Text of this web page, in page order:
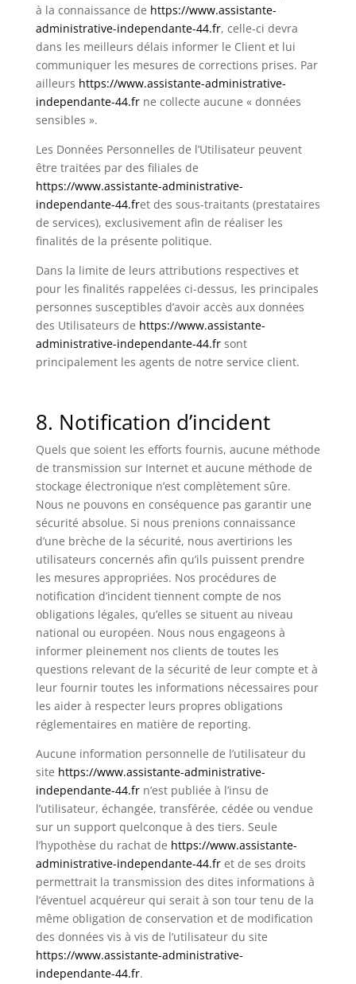
à la connaissance de https://www.assistante-
administrative-independante-44.fr, celle-ci devra
dans les meilleurs délais informer le Client et lui
communiquer les mesures de corrections prises. Par
ailleurs https://www.assistante-administrative-
independante-44.frne collecte aucune « données
sensibles ».
Les Données Personnelles de l’Utilisateur peuvent
être traitées par des filiales de
https://www.assistante-administrative-
independante-44.fret des sous-traitants (prestataires
de services), exclusivement afin de réaliser les
finalités de la présente politique.
Dans la limite de leurs attributions respectives et
pour les finalités rappelées ci-dessus, les principales
personnes susceptibles d’avoir accès aux données
des Utilisateurs de https://www.assistante-
administrative-independante-44.frsont
principalement les agents de notre service client.
8. Notification d’incident
Quels que soient les efforts fournis, aucune méthode
de transmission sur Internet et aucune méthode de
stockage électronique n’est complètement sûre.
Nous ne pouvons en conséquence pas garantir une
sécurité absolue. Si nous prenions connaissance
d’une brèche de la sécurité, nous avertirions les
utilisateurs concernés afin qu’ils puissent prendre
les mesures appropriées. Nos procédures de
notification d’incident tiennent compte de nos
obligations légales, qu’elles se situent au niveau
national ou européen. Nous nous engageons à
informer pleinement nos clients de toutes les
questions relevant de la sécurité de leur compte et à
leur fournir toutes les informations nécessaires pour
les aider à respecter leurs propres obligations
réglementaires en matière de reporting.
Aucune information personnelle de l’utilisateur du
site https://www.assistante-administrative-
independante-44.frn’est publiée à l’insu de
l’utilisateur, échangée, transférée, cédée ou vendue
sur un support quelconque à des tiers. Seule
l’hypothèse du rachat de https://www.assistante-
administrative-independante-44.fret de ses droits
permettrait la transmission des dites informations à
l’éventuel acquéreur qui serait à son tour tenu de la
même obligation de conservation et de modification
des données vis à vis de l’utilisateur du site
https://www.assistante-administrative-
independante-44.fr.